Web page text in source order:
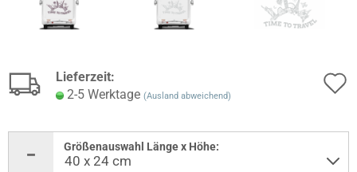
Lieferzeit:
2-5 Werktage (Ausland abweichend)
Größenauswahl Länge x Höhe: